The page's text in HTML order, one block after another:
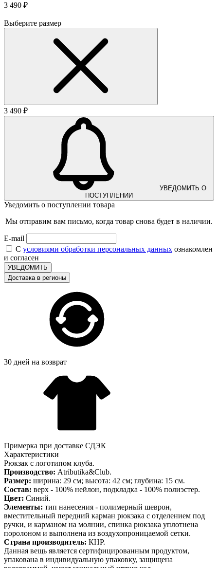
3 490 ₽
Выберите размер
3 490 ₽
УВЕДОМИТЬ О
ПОСТУПЛЕНИИ
Уведомить о поступлении товара
Мы отправим вам письмо, когда товар снова будет в наличии.
E-mail
С условиями обработки персональных данных ознакомлен
и согласен
УВЕДОМИТЬ
Доставка в регионы
30 дней на возврат
Примерка при доставке СДЭК
Характеристики
Рюкзак с логотипом клуба.
Производство: Atributika&Club.
Размер: ширина: 29 см; высота: 42 см; глубина: 15 см.
Состав: верх - 100% нейлон, подкладка - 100% полиэстер.
Цвет: Синий.
Элементы: тип нанесения - полимерный шеврон,
вместительный передний карман рюкзака с отделением под
ручки, и карманом на молнии, спинка рюкзака уплотнена
поролоном и выполнена из воздухопроницаемой сетки.
Страна производитель: КНР.
Данная вещь является сертифицированным продуктом,
упакована в индивидуальную упаковку, защищена